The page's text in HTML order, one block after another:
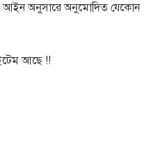
আইন অনুসারে অনুমোদিত যেকোন
আছে !!